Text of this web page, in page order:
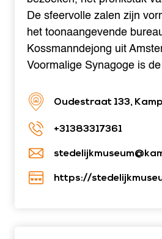
De sfeervolle zalen zijn
het toonaangevende
Kossmanndejong uit
Voormalige Synagoge is de
Oudestraat 133,
+31383317361
https://